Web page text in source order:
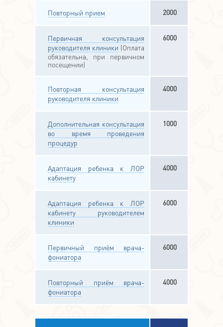
Повторный прием 2000
Первичная консультация
руководителя клиники (Оплата
обязательна, при первичном
посещении)
6000
Повторная консультация
руководителя клиники
4000
Дополнительная консультация
во время проведения
процедур
1000
Адаптация ребенка к ЛОР
кабинету
4000
Адаптация ребенка к ЛОР
кабинету руководителем
клиники
6000
Первичный приём врача-
фониатора
6000
Повторный приём врача-
фониатора
4000